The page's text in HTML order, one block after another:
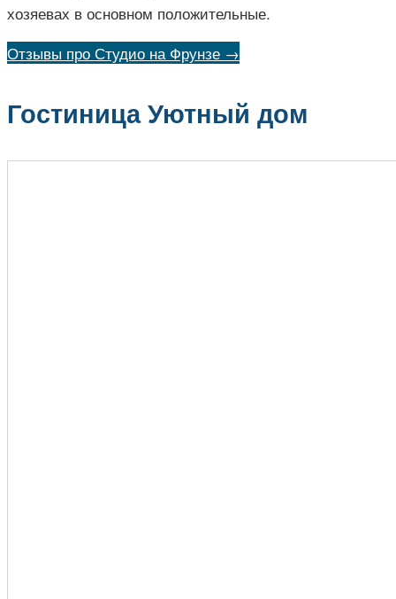
хозяевах в основном положительные.
Отзывы про Студио на Фрунзе →
Гостиница Уютный дом